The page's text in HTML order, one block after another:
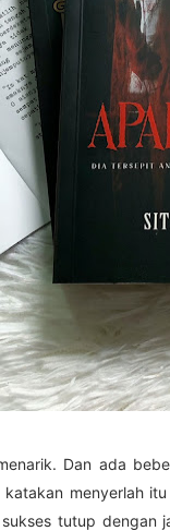
Dan ada
menyerlah
tutup dengan